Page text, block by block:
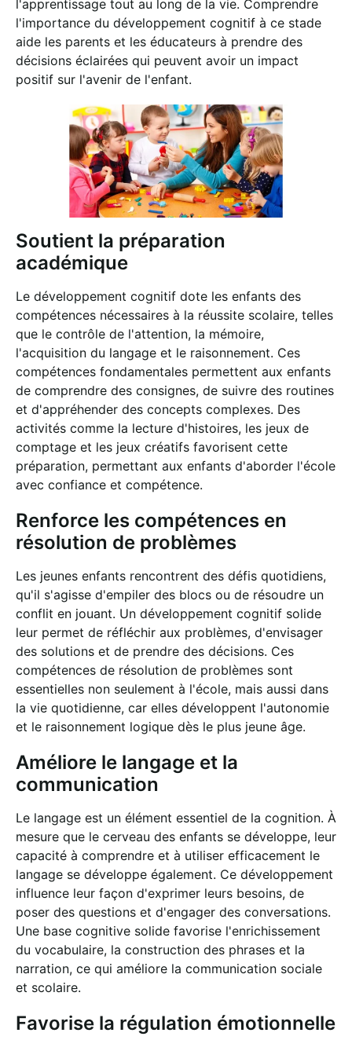
l'apprentissage tout au long de la vie. Comprendre
l'importance du développement cognitif à ce stade
aide les parents et les éducateurs à prendre des
décisions éclairées qui peuvent avoir un impact
positif sur l'avenir de l'enfant.
Soutient la préparation
académique
Le développement cognitif dote les enfants des
compétences nécessaires à la réussite scolaire, telles
que le contrôle de l'attention, la mémoire,
l'acquisition du langage et le raisonnement. Ces
compétences fondamentales permettent aux enfants
de comprendre des consignes, de suivre des routines
et d'appréhender des concepts complexes. Des
activités comme la lecture d'histoires, les jeux de
comptage et les jeux créatifs favorisent cette
préparation, permettant aux enfants d'aborder l'école
avec confiance et compétence.
Renforce les compétences en
résolution de problèmes
Les jeunes enfants rencontrent des défis quotidiens,
qu'il s'agisse d'empiler des blocs ou de résoudre un
conflit en jouant. Un développement cognitif solide
leur permet de réfléchir aux problèmes, d'envisager
des solutions et de prendre des décisions. Ces
compétences de résolution de problèmes sont
essentielles non seulement à l'école, mais aussi dans
la vie quotidienne, car elles développent l'autonomie
et le raisonnement logique dès le plus jeune âge.
Améliore le langage et la
communication
Le langage est un élément essentiel de la cognition. À
mesure que le cerveau des enfants se développe, leur
capacité à comprendre et à utiliser efficacement le
langage se développe également. Ce développement
influence leur façon d'exprimer leurs besoins, de
poser des questions et d'engager des conversations.
Une base cognitive solide favorise l'enrichissement
du vocabulaire, la construction des phrases et la
narration, ce qui améliore la communication sociale
et scolaire.
Favorise la régulation émotionnelle